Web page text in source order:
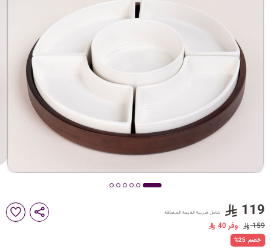
د
119 شامل ضريبة القيمة المضافة
159 وفر 40
%25 خصم
3 كمية متوفرة
10 مشاهدة مؤخراً